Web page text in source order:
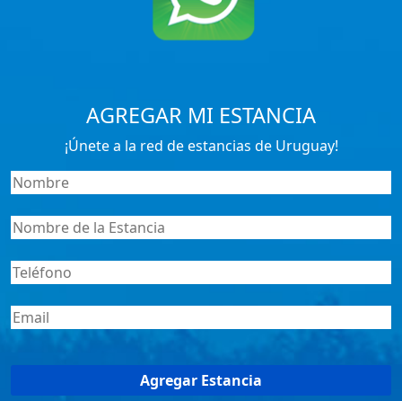
AGREGAR MI ESTANCIA
¡Únete a la red de estancias de Uruguay!